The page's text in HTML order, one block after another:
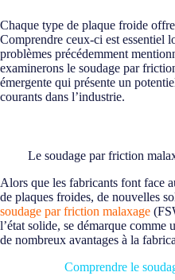
Chaque type de plaque froide
Comprendre ceux-ci est essentiel
problèmes précédemment
examinerons le soudage par
émergente qui présente un
courants dans l’industrie.
Le soudage par friction
Alors que les fabricants font face
de plaques froides, de nouvelles
soudage par friction malaxage
l’état solide, se démarque comme
de nombreux avantages à la
Comprendre le